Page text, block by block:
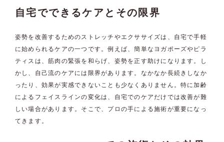
自宅でできるケアとその限界
姿勢を改善するためのストレッチやエクササイズは、自宅で手軽
に始められるケアの一つです。例えば、簡単なヨガポーズやピラ
ティスは、筋肉の緊張を和らげ、姿勢を正す助けになります。し
かし、自己流のケアには限界があります。なかなか長続きしなか
ったり、効果が実感できないことも少なくありません。特に加齢
によるフェイスラインの変化は、自宅でのケアだけでは改善が難
しい場合があります。そこで、プロの手による施術が重要になっ
てきます。